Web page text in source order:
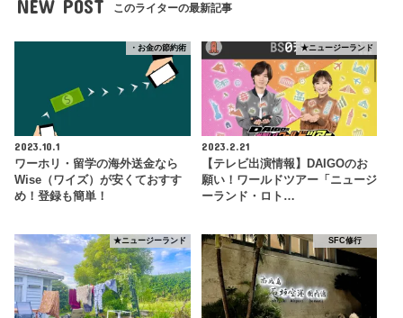
NEW POST このライターの最新記事
・お金の節約術
2023.10.1
ワーホリ・留学の海外送金なら
Wise（ワイズ）が安くておすす
め！登録も簡単！
★ニュージーランド
2023.2.21
【テレビ出演情報】DAIGOのお
願い！ワールドツアー「ニュージ
ーランド・ロト…
★ニュージーランド SFC修行